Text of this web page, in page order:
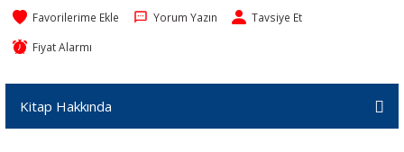
Yorum Yazın Tavsiye Et
Fiyat Alarmı
Kitap Hakkında